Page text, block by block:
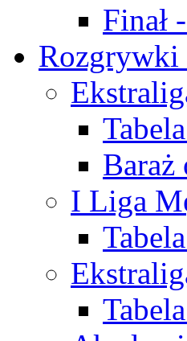
Finał
Rozgrywki
Baraż
I Liga